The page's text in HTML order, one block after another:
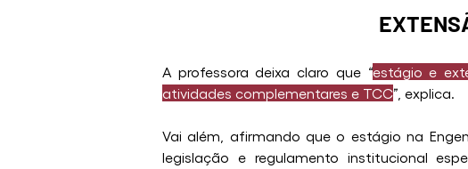
A professora deixa claro que “estágio e
atividades complementares e TCC”, explica.
Vai além, afirmando que o estágio na
legislação e regulamento institucional